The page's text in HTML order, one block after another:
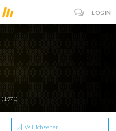
LOGIN
(1971)
Will ich sehen